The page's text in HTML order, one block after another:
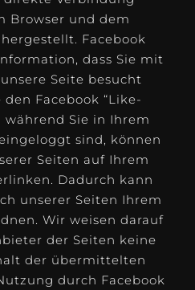
Browser und dem
Facebook
dass Sie mit
Seite besucht
den Facebook “Like-
während Sie in Ihrem
sind, können
Seiten auf Ihrem
Dadurch kann
unserer Seiten Ihrem
Wir weisen darauf
der Seiten keine
der übermittelten
durch Facebook